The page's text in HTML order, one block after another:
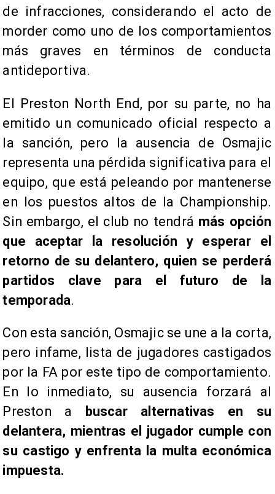
de infracciones, considerando el acto de
morder como uno de los comportamientos
más graves en términos de conducta
antideportiva.
El Preston North End, por su parte, no ha
emitido un comunicado oficial respecto a
la sanción, pero la ausencia de Osmajic
representa una pérdida significativa para el
equipo, que está peleando por mantenerse
en los puestos altos de la Championship.
Sin embargo, el club no tendrá más opción
que aceptar la resolución y esperar el
retorno de su delantero, quien se perderá
partidos clave para el futuro de la
temporada.
Con esta sanción, Osmajic se une a la corta,
pero infame, lista de jugadores castigados
por la FA por este tipo de comportamiento.
En lo inmediato, su ausencia forzará al
Preston a buscar alternativas en su
delantera, mientras el jugador cumple con
su castigo y enfrenta la multa económica
impuesta.